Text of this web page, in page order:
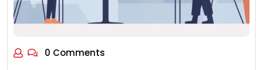
0 Comments